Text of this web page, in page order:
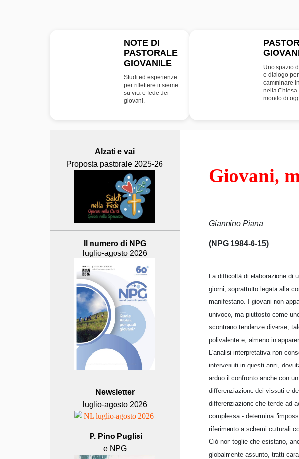
NOTE DI
PASTORALE
GIOVANILE
Studi ed esperienze
per riflettere insieme
su vita e fede dei
giovani.
Uno spazio
e dialogo per
camminare
nella Chiesa
mondo di
Alzati e vai
Proposta pastorale 2025-26
Il numero di NPG
luglio-agosto 2026
Newsletter
luglio-agosto 2026
P. Pino Puglisi
e NPG
Giovani,
Giannino Piana
(NPG 1984-6-15)
La difficoltà di elaborazione di
giorni, soprattutto legata alla
manifestano. I giovani non
univoco, ma piuttosto come
scontrano tendenze diverse,
polivalente e, almeno in
L'analisi interpretativa non
intervenuti in questi anni,
arduo il confronto anche con
differenziazione dei vissuti e
differenziazione che tende ad
complessa - determina
riferimento a schemi culturali
Ciò non toglie che esistano,
globalmente assunto, tratti